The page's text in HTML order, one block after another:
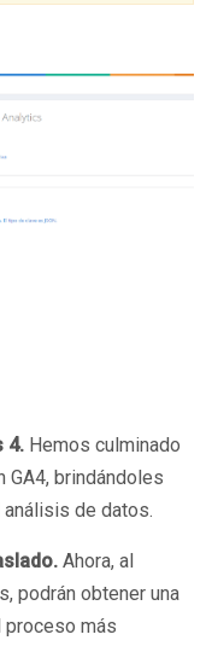
4. Hemos culminado
GA4, brindándoles
de datos.
Ahora, al
podrán obtener una
proceso más